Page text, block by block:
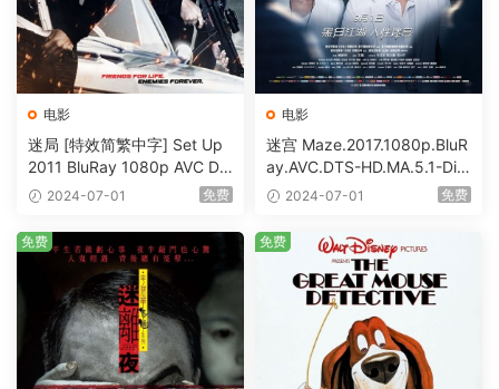
电影
迷局 [特效简繁中字] Set Up
2011 BluRay 1080p AVC DT
S-HD MA5.1-shhaclm@CHD
2024-07-01 免费
电影
迷宫 Maze.2017.1080p.BluR
ay.AVC.DTS-HD.MA.5.1-DiY
@HDHome [BDISO 19.7GB]
2024-07-01 免费
免费 免费